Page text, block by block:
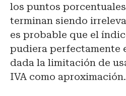
los puntos
terminan siendo
es probable que el
pudiera perfectamente
dada la limitación de
IVA como aproximación.